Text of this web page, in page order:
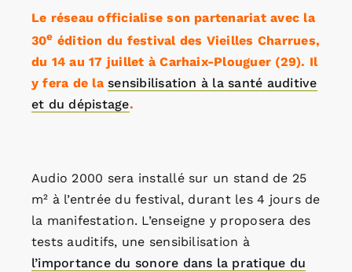
Le réseau officialise son partenariat avec la
30e édition du festival des Vieilles Charrues,
du 14 au 17 juillet à Carhaix-Plouguer (29). Il
y fera de lasensibilisation à la santé auditive
et du dépistage.
Audio 2000 sera installé sur un stand de 25
m² à l’entrée du festival, durant les 4 jours de
la manifestation. L’enseigne y proposera des
tests auditifs, une sensibilisation à
l’importance du sonore dans la pratique du